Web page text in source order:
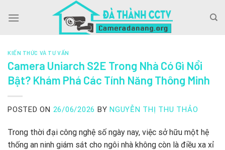
KIẾN THỨC VÀ TƯ VẤN
Camera Uniarch S2E Trong Nhà Có Gì Nổi
Bật? Khám Phá Các Tính Năng Thông Minh
POSTED ON 26/06/2026 BY NGUYỄN THỊ THU THẢO
Trong thời đại công nghệ số ngày nay, việc sở hữu một hệ
thống an ninh giám sát cho ngôi nhà không còn là điều xa xỉ